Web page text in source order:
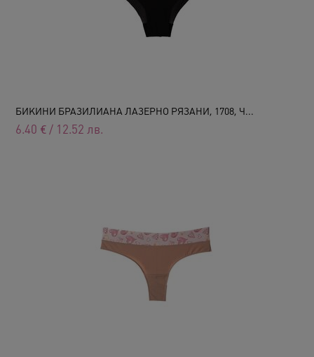
БИКИНИ БРАЗИЛИАНА ЛАЗЕРНО РЯЗАНИ, 1708, Ч...
6.40 € / 12.52 лв.